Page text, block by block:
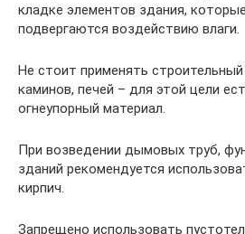
кладке элементов здания,
подвергаются воздействию влаги.
Не стоит применять
каминов, печей – для этой цели
огнеупорный материал.
При возведении дымовых труб,
зданий рекомендуется
кирпич.
Запрещено использовать